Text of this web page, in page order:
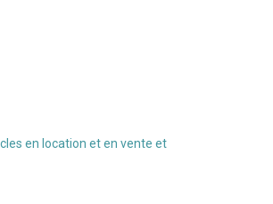
en location et en vente et